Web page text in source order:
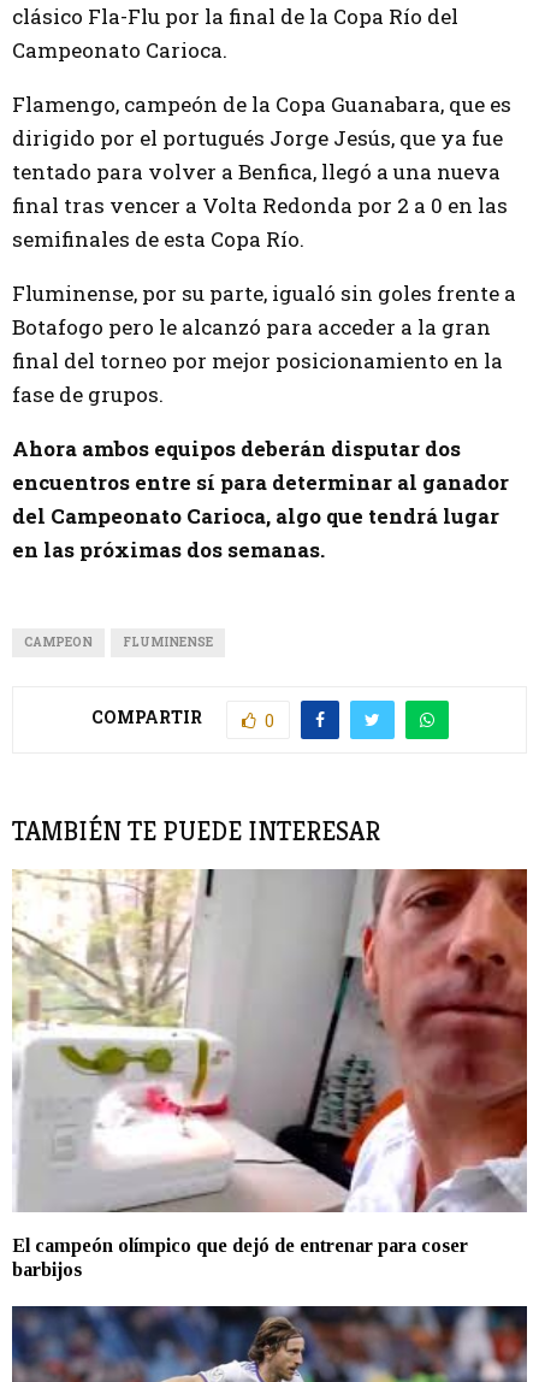
clásico Fla-Flu por la final de la Copa Río del
Campeonato Carioca.
Flamengo, campeón de la Copa Guanabara, que es
dirigido por el portugués Jorge Jesús, que ya fue
tentado para volver a Benfica, llegó a una nueva
final tras vencer a Volta Redonda por 2 a 0 en las
semifinales de esta Copa Río.
Fluminense, por su parte, igualó sin goles frente a
Botafogo pero le alcanzó para acceder a la gran
final del torneo por mejor posicionamiento en la
fase de grupos.
Ahora ambos equipos deberán disputar dos
encuentros entre sí para determinar al ganador
del Campeonato Carioca, algo que tendrá lugar
en las próximas dos semanas.
CAMPEON FLUMINENSE
COMPARTIR 0
TAMBIÉN TE PUEDE INTERESAR
El campeón olímpico que dejó de entrenar para coser
barbijos